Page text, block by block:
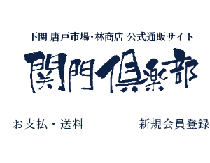
下関 唐戸市場･林商店 公式通販サイト
お支払・送料 新規会員登録